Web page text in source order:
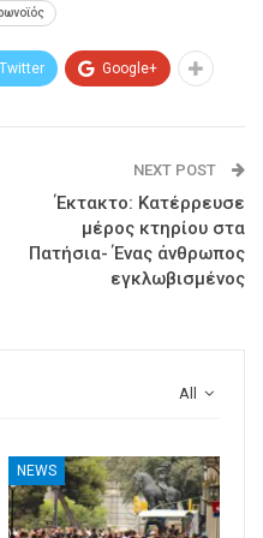
Twitter Google+
NEXT POST
Έκτακτο: Κατέρρευσε
μέρος κτηρίου στα
Πατήσια- Ένας άνθρωπος
εγκλωβισμένος
All
NEWS